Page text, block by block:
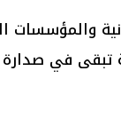
والمؤسسات
تبقى في صدارة